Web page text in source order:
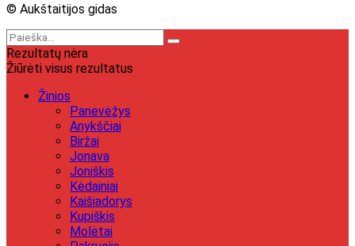
© Aukštaitijos gidas
Rezultatų nėra
Žiūrėti visus rezultatus
Žinios
Panevėžys
Anykščiai
Biržai
Jonava
Joniškis
Kėdainiai
Kaišiadorys
Kupiškis
Molėtai